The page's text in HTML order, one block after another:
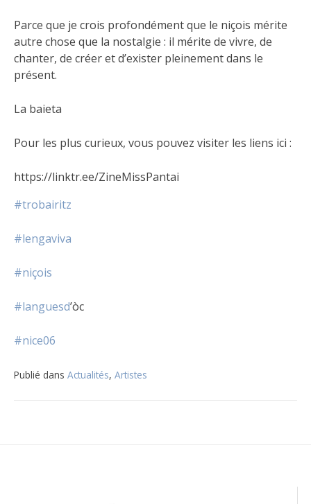
Parce que je crois profondément que le niçois mérite
autre chose que la nostalgie : il mérite de vivre, de
chanter, de créer et d’exister pleinement dans le
présent.
La baieta
Pour les plus curieux, vous pouvez visiter les liens ici :
https://linktr.ee/ZineMissPantai
#trobairitz
#lengaviva
#niçois
#languesd’òc
#nice06
Publié dans Actualités, Artistes